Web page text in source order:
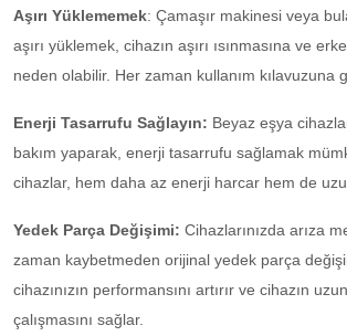
Aşırı Yüklememek: Çamaşır makinesi veya
aşırı yüklemek, cihazın aşırı ısınmasına ve
neden olabilir. Her zaman kullanım kılavuzuna
Enerji Tasarrufu Sağlayın: Beyaz eşya
bakım yaparak, enerji tasarrufu sağlamak
cihazlar, hem daha az enerji harcar hem de
Yedek Parça Değişimi: Cihazlarınızda arıza
zaman kaybetmeden orijinal yedek parça
cihazınızın performansını artırır ve cihazın
çalışmasını sağlar.